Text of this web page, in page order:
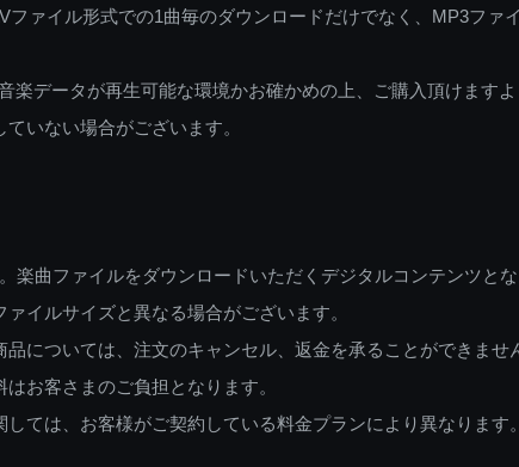
ァイル形式での1曲毎のダウンロードだけでなく、MP3ファ
データが再生可能な環境かお確かめの上、ご購入頂けますよ
いない場合がございます。
楽曲ファイルをダウンロードいただくデジタルコンテンツと
イルサイズと異なる場合がございます。
については、注文のキャンセル、返金を承ることができませ
お客さまのご負担となります。
しては、お客様がご契約している料金プランにより異なりま